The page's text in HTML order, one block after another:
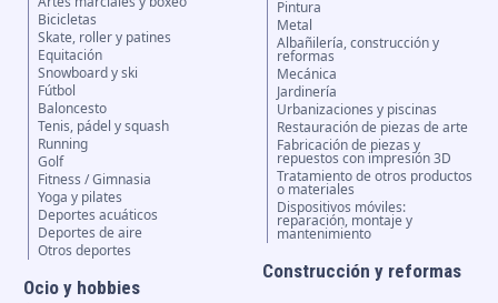
Bicicletas
Skate, roller y patines
Equitación
Snowboard y ski
Fútbol
Baloncesto
Tenis, pádel y squash
Running
Golf
Fitness / Gimnasia
Yoga y pilates
Deportes acuáticos
Deportes de aire
Otros deportes
Ocio y hobbies
Pintura
Metal
Albañilería, construcción y
reformas
Mecánica
Jardinería
Urbanizaciones y piscinas
Restauración de piezas de arte
Fabricación de piezas y
repuestos con impresión 3D
Tratamiento de otros productos
o materiales
Dispositivos móviles:
reparación, montaje y
mantenimiento
Construcción y reformas